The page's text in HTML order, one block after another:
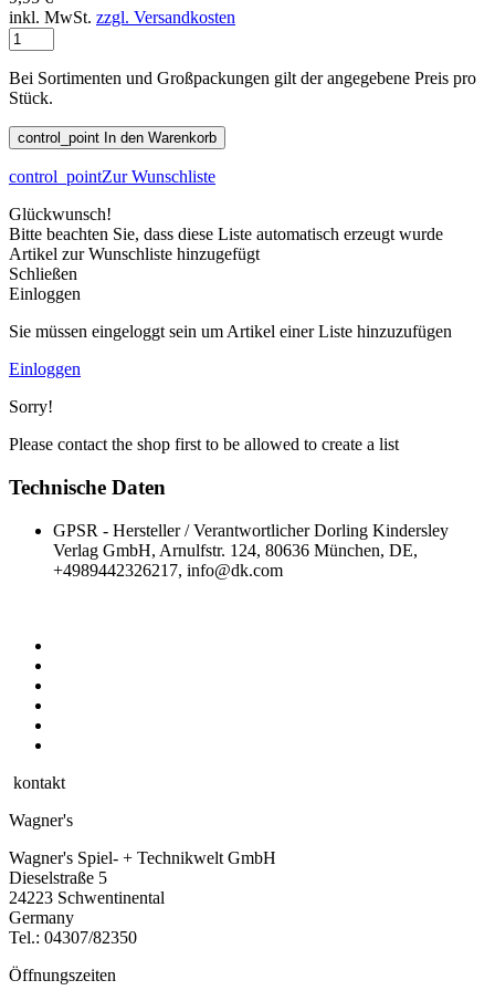
inkl. MwSt. zzgl. Versandkosten
Bei Sortimenten und Großpackungen gilt der angegebene Preis pro
Stück.
control_point In den Warenkorb
control_pointZur Wunschliste
Glückwunsch!
Bitte beachten Sie, dass diese Liste automatisch erzeugt wurde
Artikel zur Wunschliste hinzugefügt
Schließen
Einloggen
Sie müssen eingeloggt sein um Artikel einer Liste hinzuzufügen
Einloggen
Sorry!
Please contact the shop first to be allowed to create a list
Technische Daten
GPSR - Hersteller / Verantwortlicher Dorling Kindersley
Verlag GmbH, Arnulfstr. 124, 80636 München, DE,
+4989442326217, info@dk.com
kontakt
Wagner's
Wagner's Spiel- + Technikwelt GmbH
Dieselstraße 5
24223 Schwentinental
Germany
Tel.: 04307/82350
Öffnungszeiten